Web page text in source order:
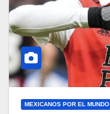
MEXICANOS POR EL MUNDO